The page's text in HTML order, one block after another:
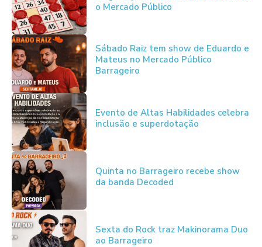
o Mercado Público
Sábado Raiz tem show de Eduardo e
Mateus no Mercado Público
Barrageiro
Evento de Altas Habilidades celebra
inclusão e superdotação
Quinta no Barrageiro recebe show
da banda Decoded
Sexta do Rock traz Makinorama Duo
ao Barrageiro